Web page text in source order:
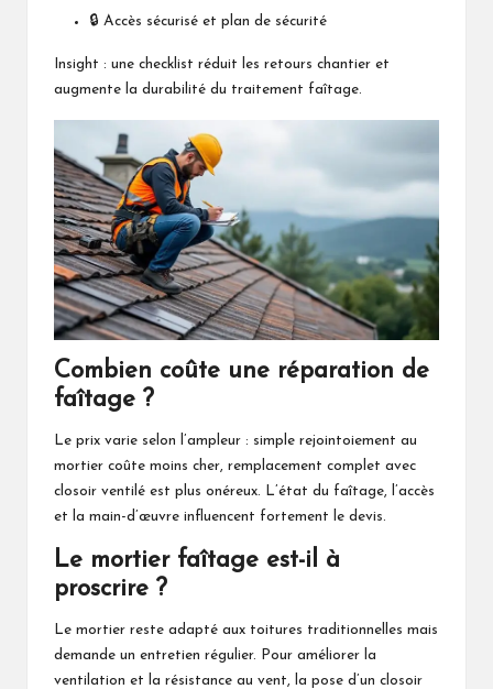
🔒 Accès sécurisé et plan de sécurité
Insight : une checklist réduit les retours chantier et
augmente la durabilité du traitement faîtage.
Combien coûte une réparation de
faîtage ?
Le prix varie selon l’ampleur : simple rejointoiement au
mortier coûte moins cher, remplacement complet avec
closoir ventilé est plus onéreux. L’état du faîtage, l’accès
et la main-d’œuvre influencent fortement le devis.
Le mortier faîtage est-il à
proscrire ?
Le mortier reste adapté aux toitures traditionnelles mais
demande un entretien régulier. Pour améliorer la
ventilation et la résistance au vent, la pose d’un closoir